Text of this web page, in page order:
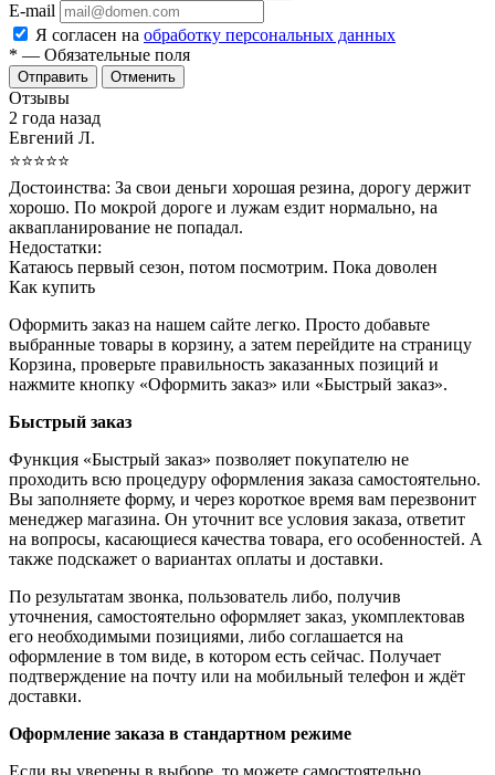
E-mail
Я согласен на обработку персональных данных
* — Обязательные поля
Отменить
Отзывы
2 года назад
Евгений Л.
⭐⭐⭐⭐⭐
Достоинства: За свои деньги хорошая резина, дорогу держит
хорошо. По мокрой дороге и лужам ездит нормально, на
аквапланирование не попадал.
Недостатки:
Катаюсь первый сезон, потом посмотрим. Пока доволен
Как купить
Оформить заказ на нашем сайте легко. Просто добавьте
выбранные товары в корзину, а затем перейдите на страницу
Корзина, проверьте правильность заказанных позиций и
нажмите кнопку «Оформить заказ» или «Быстрый заказ».
Быстрый заказ
Функция «Быстрый заказ» позволяет покупателю не
проходить всю процедуру оформления заказа самостоятельно.
Вы заполняете форму, и через короткое время вам перезвонит
менеджер магазина. Он уточнит все условия заказа, ответит
на вопросы, касающиеся качества товара, его особенностей. А
также подскажет о вариантах оплаты и доставки.
По результатам звонка, пользователь либо, получив
уточнения, самостоятельно оформляет заказ, укомплектовав
его необходимыми позициями, либо соглашается на
оформление в том виде, в котором есть сейчас. Получает
подтверждение на почту или на мобильный телефон и ждёт
доставки.
Оформление заказа в стандартном режиме